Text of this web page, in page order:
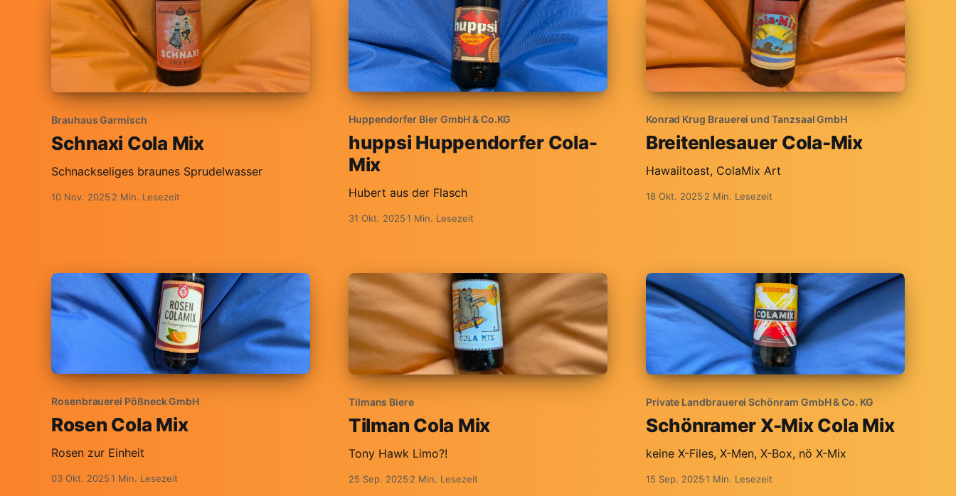
Brauhaus Garmisch
Schnaxi Cola Mix
Schnackseliges braunes Sprudelwasser
10 Nov. 2025 2 Min. Lesezeit
Huppendorfer Bier GmbH & Co.KG
huppsi Huppendorfer Cola-
Mix
Hubert aus der Flasch
31 Okt. 20251 Min. Lesezeit
Konrad Krug Brauerei und Tanzsaal GmbH
Breitenlesauer Cola-Mix
Hawaiitoast, ColaMix Art
18 Okt. 20252 Min. Lesezeit
Rosenbrauerei Pößneck GmbH
Rosen Cola Mix
Rosen zur Einheit
03 Okt. 20251 Min. Lesezeit
Tilmans Biere
Tilman Cola Mix
Tony Hawk Limo?!
25 Sep. 20252 Min. Lesezeit
Private Landbrauerei Schönram GmbH & Co. KG
Schönramer X-Mix Cola Mix
keine X-Files, X-Men, X-Box, nö X-Mix
15 Sep. 20251 Min. Lesezeit